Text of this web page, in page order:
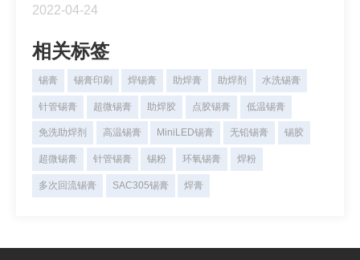
术也被用于MiniLED背光和MiniLED直显电视和显示
2022-04-24
相关标签
锡膏 锡膏印刷 焊锡膏 助焊膏 助焊剂 水洗锡膏
针管锡膏 超微锡膏 助焊胶 点胶锡膏 低温锡膏
免洗助焊剂 高温锡膏 MiniLED锡膏 无铅锡膏 锡胶
超微锡膏 针管锡膏 锡粉 环氧锡膏 焊粉
多次回流锡膏 SAC305锡膏 焊膏